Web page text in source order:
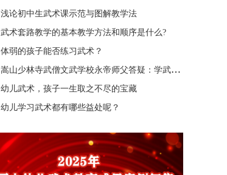
浅论初中生武术课示范与图解教学法
武术套路教学的基本教学方法和顺序是什么?
体弱的孩子能否练习武术？
嵩山少林寺武僧文武学校永帝师父答疑：学武术，孩子能学好吗？
幼儿武术，孩子一生取之不尽的宝藏
幼儿学习武术都有哪些益处呢？